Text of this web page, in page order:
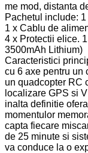
me mod, distanta
Pachetul include:
1 x Cablu de
4 x Protectii elice.
3500mAh
Caracteristici
cu 6 axe pentru un
un quadcopter RC
localizare GPS si
inalta definitie
momentulor
capta fiecare
de 25 minute si
va conduce la o